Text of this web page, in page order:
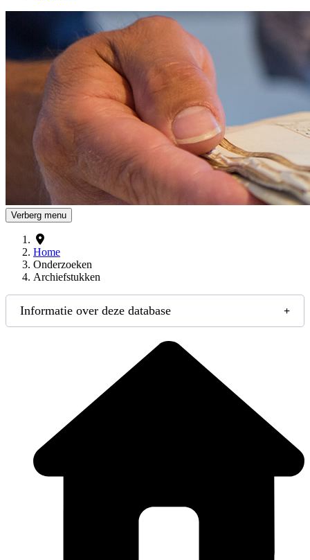
Drents Archief
Verberg menu
Home
Onderzoeken
Archiefstukken
Informatie over deze database